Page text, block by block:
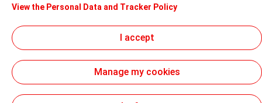
Conditions Générales de Vente
Mentions légales
Données Personnelles
Cookies
social media. In accordance with French legislation,
default. You can change your cookie settings at any time
by clicking on the "Manage my cookies" button. By clicking
on the "Accept" button, you agree that we may store all
cookies on your device. If you click on "Decline", only the
View the Personal Data and Tracker Policy
I accept
Manage my cookies